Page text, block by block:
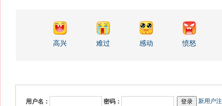
高兴 难过 感动 愤怒
用户名： 密码： 新用户